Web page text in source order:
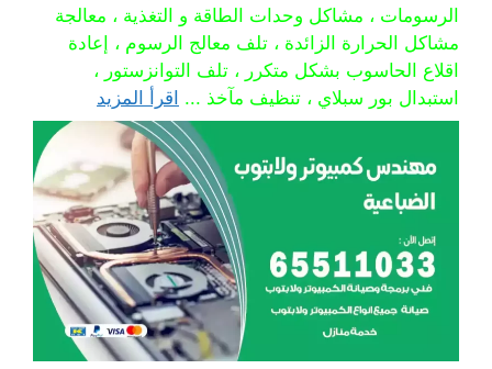
الرسومات ، مشاكل وحدات الطاقة و التغذية ، معالجة
مشاكل الحرارة الزائدة ، تلف معالج الرسوم ، إعادة
اقلاع الحاسوب بشكل متكرر ، تلف التوانزستور ،
استبدال بور سبلاي ، تنظيف مآخذ ... اقرأ المزيد